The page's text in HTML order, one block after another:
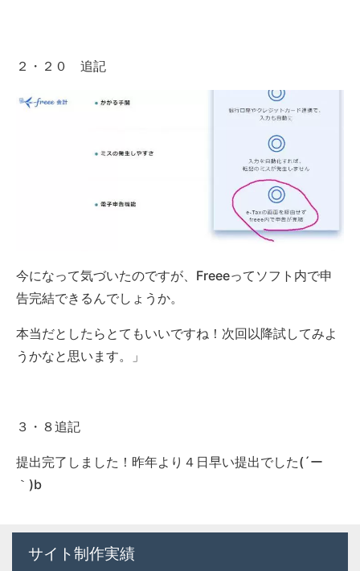
２・２０ 追記
今になって気づいたのですが、Freeeってソフト内で申
告完結できるんでしょうか。
本当だとしたらとてもいいですね！次回以降試してみよ
うかなと思います。」
３・８追記
提出完了しました！昨年より４日早い提出でした(´ー
｀)b
サイト制作実績